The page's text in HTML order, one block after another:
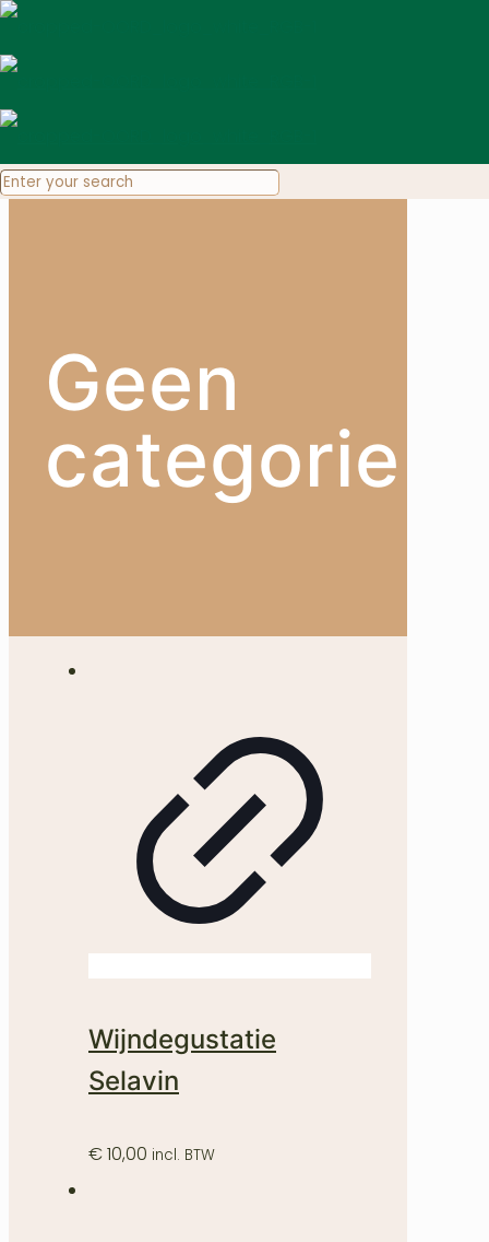
Geen
categorie
Wijndegustatie
Selavin
€10,00 incl. BTW